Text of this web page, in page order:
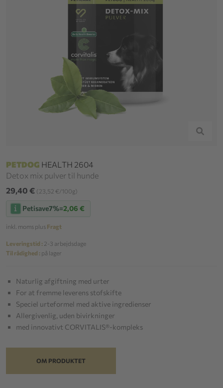
PETDOG HEALTH 2604
Detox mix pulver til hunde
29,40 € (23,52 €/100g)
Petisave7%=2,06 €
inkl. moms plus Fragt
Leveringstid : 2-3 arbejdsdage
Til rådighed : på lager
Naturlig afgiftning med urter
For at fremme leverens stofskifte
Speciel urteformel med aktive ingredienser
Allergivenlig, uden bivirkninger
med innovativt CORVITALIS®-kompleks
OM PRODUKTET